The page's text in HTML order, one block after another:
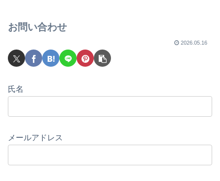
お問い合わせ
2026.05.16
氏名
メールアドレス